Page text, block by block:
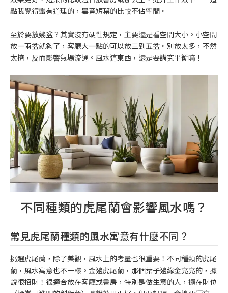
點我覺得蠻有道理的，畢竟短葉的比較不佔空間。
至於要放幾盆？其實沒有硬性規定，主要還是看空間大小。小空間
放一兩盆就夠了，客廳大一點的可以放三到五盆。別放太多，不然
太擠，反而影響氣場流通。風水這東西，還是要講究平衡嘛！
不同種類的虎尾蘭會影響風水嗎？
常見虎尾蘭種類的風水寓意有什麼不同？
挑選虎尾蘭，除了美觀，風水上的考量也很重要！不同種類的虎尾
蘭，風水寓意也不一樣。金邊虎尾蘭，那個葉子邊緣金亮亮的，據
說很招財！很適合放在客廳或書房，特別是做生意的人，擺在財位